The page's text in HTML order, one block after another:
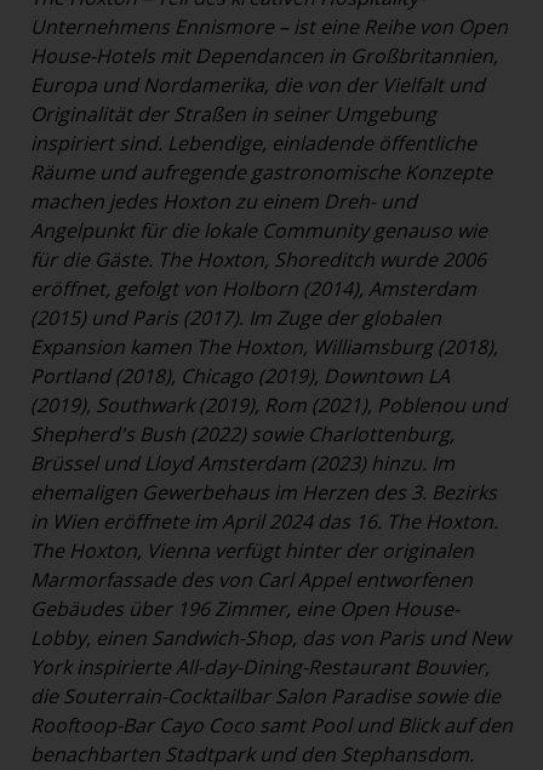
Unternehmens Ennismore – ist eine Reihe von Open
House-Hotels mit Dependancen in Großbritannien,
Europa und Nordamerika, die von der Vielfalt und
Originalität der Straßen in seiner Umgebung
inspiriert sind. Lebendige, einladende öffentliche
Räume und aufregende gastronomische Konzepte
machen jedes Hoxton zu einem Dreh- und
Angelpunkt für die lokale Community genauso wie
für die Gäste. The Hoxton, Shoreditch wurde 2006
eröffnet, gefolgt von Holborn (2014), Amsterdam
(2015) und Paris (2017). Im Zuge der globalen
Expansion kamen The Hoxton, Williamsburg (2018),
Portland (2018), Chicago (2019), Downtown LA
(2019), Southwark (2019), Rom (2021), Poblenou und
Shepherd's Bush (2022) sowie Charlottenburg,
Brüssel und Lloyd Amsterdam (2023) hinzu. Im
ehemaligen Gewerbehaus im Herzen des 3. Bezirks
in Wien eröffnete im April 2024 das 16. The Hoxton.
The Hoxton, Vienna verfügt hinter der originalen
Marmorfassade des von Carl Appel entworfenen
Gebäudes über 196 Zimmer, eine Open House-
Lobby, einen Sandwich-Shop, das von Paris und New
York inspirierte All-day-Dining-Restaurant Bouvier,
die Souterrain-Cocktailbar Salon Paradise sowie die
Rooftoop-Bar Cayo Coco samt Pool und Blick auf den
benachbarten Stadtpark und den Stephansdom.